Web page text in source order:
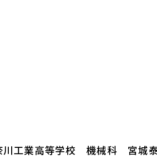
川工業高等学校 機械科 宮城